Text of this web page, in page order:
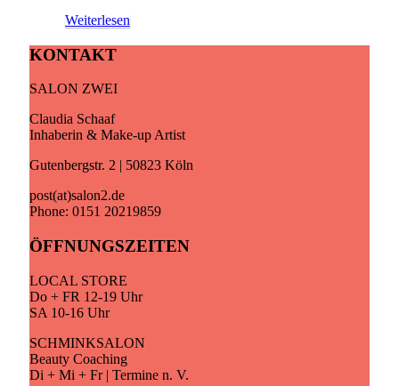
Weiterlesen
KONTAKT
SALON ZWEI
Claudia Schaaf
Inhaberin & Make-up Artist
Gutenbergstr. 2 | 50823 Köln
post(at)salon2.de
Phone: 0151 20219859
ÖFFNUNGSZEITEN
LOCAL STORE
Do + FR 12-19 Uhr
SA 10-16 Uhr
SCHMINKSALON
Beauty Coaching
Di + Mi + Fr | Termine n. V.